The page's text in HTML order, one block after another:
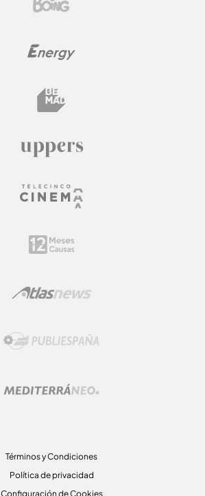
Términos y Condiciones
Política de privacidad
Configuración de Cookies